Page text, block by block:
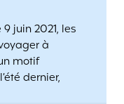
juin 2021, les
à
motif
dernier,